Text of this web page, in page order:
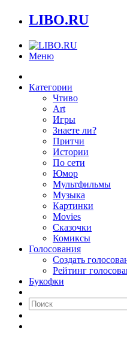
LIBO.RU
Меню
Категории
Чтиво
Art
Игры
Знаете ли?
Притчи
Истории
По сети
Юмор
Мультфильмы
Музыка
Картинки
Movies
Сказочки
Комиксы
Голосования
Создать
Рейтинг
Букофки